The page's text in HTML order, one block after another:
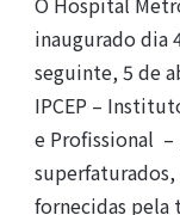
inaugurado dia
seguinte, 5 de
IPCEP –
e Profissional
fornecidas pela